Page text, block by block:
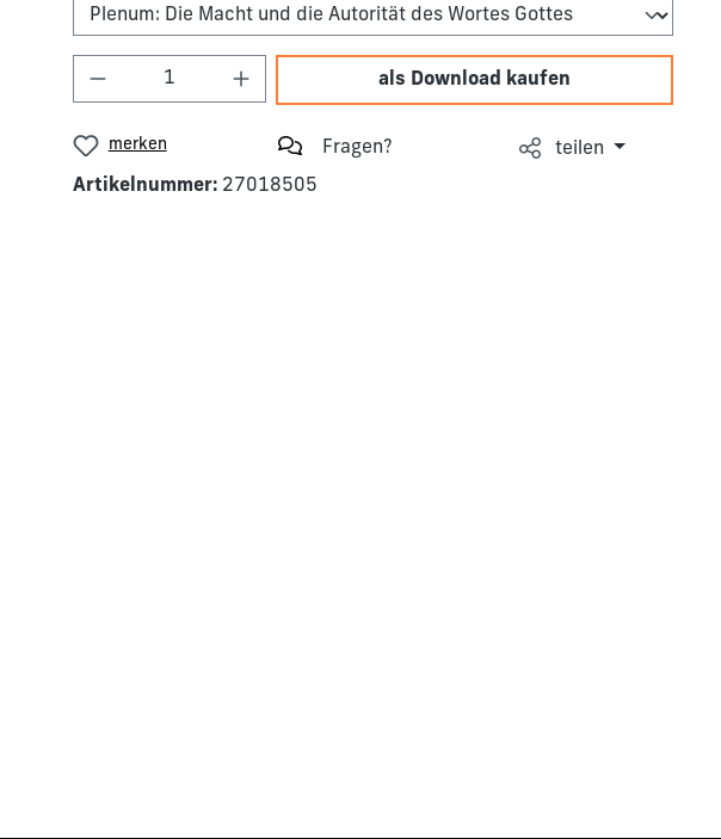
Produkt Anzahl: Gib den gewünschten Wert
als Download kaufen
merken Fragen?
teilen
Artikelnummer: 27018505